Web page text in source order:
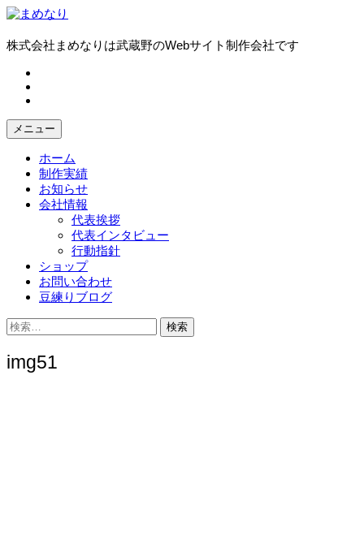
コ
テ
キ
ッ
株式会社まめなりは武蔵野のWebサイト制作会社です
メニュー
ホーム
制作実績
お知らせ
会社情報
代表挨拶
代表インタビュー
行動指針
ショップ
お問い合わせ
豆練りブログ
検
索:
img51